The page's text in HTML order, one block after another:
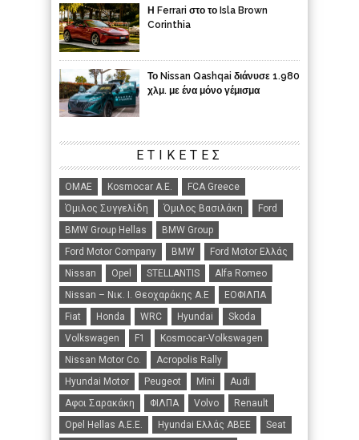
Η Ferrari στο το Isla Brown
Corinthia
Το Nissan Qashqai διάνυσε 1.980
χλμ. με ένα μόνο γέμισμα
ΕΤΙΚΈΤΕΣ
ΟΜΑΕ Kosmocar Α.Ε.
FCA Greece
Όμιλος Συγγελίδη
Όμιλος Βασιλάκη
Ford
BMW Group Hellas
BMW Group
Ford Motor Company
BMW
Ford Motor Ελλάς
Nissan
Opel STELLANTIS
Alfa Romeo
Nissan – Νικ. Ι. Θεοχαράκης Α.Ε
ΕΟΦΙΛΠΑ
Fiat
Honda WRC Hyundai
Skoda
Volkswagen
F1
Kosmocar-Volkswagen
Nissan Motor Co.
Acropolis Rally
Hyundai Motor
Peugeot Mini
Audi
Αφοι Σαρακάκη
ΦΙΛΠΑ Volvo
Renault
Opel Hellas A.E.E.
Hyundai Ελλάς ΑΒΕΕ
Seat